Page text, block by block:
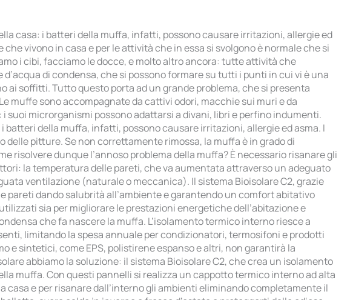
casa: i batteri della muffa, infatti, possono causare irritazioni, allergie ed
vivono in casa e per le attività che in essa si svolgono è normale che si
i cibi, facciamo le docce, e molto altro ancora: tutte attività che
di condensa, che si possono formare su tutti i punti in cui vi è una
ai soffitti. Tutto questo porta ad un grande problema, che si presenta
sono accompagnate da cattivi odori, macchie sui muri e da
suoi microrganismi possono adattarsi a divani, libri e perfino indumenti.
della muffa, infatti, possono causare irritazioni, allergie ed asma. I
pitture. Se non correttamente rimossa, la muffa è in grado di
risolvere dunque l’annoso problema della muffa? È necessario risanare gli
la temperatura delle pareti, che va aumentata attraverso un adeguato
ventilazione (naturale o meccanica). Il sistema Bioisolare C2, grazie
dando salubrità all’ambiente e garantendo un comfort abitativo
sia per migliorare le prestazioni energetiche dell’abitazione e
che fa nascere la muffa. L’isolamento termico interno riesce a
limitando la spesa annuale per condizionatori, termosifoni e prodotti
sintetici, come EPS, polistirene espanso e altri, non garantirà la
abbiamo la soluzione: il sistema Bioisolare C2, che crea un isolamento
muffa. Con questi pannelli si realizza un cappotto termico interno ad alta
e per risanare dall’interno gli ambienti eliminando completamente il